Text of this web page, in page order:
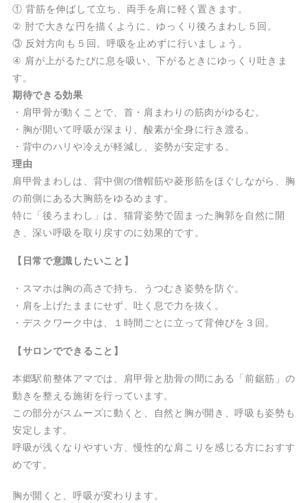
① 背筋を伸ばして立ち、両手を肩に軽く置きます。
② 肘で大きな円を描くように、ゆっくり後ろまわし５回。
③ 反対方向も５回。呼吸を止めずに行いましょう。
④ 肩が上がるたびに息を吸い、下がるときにゆっくり吐きま
す。
期待できる効果
・肩甲骨が動くことで、首・肩まわりの筋肉がゆるむ。
・胸が開いて呼吸が深まり、酸素が全身に行き渡る。
・背中のハリや冷えが軽減し、姿勢が安定する。
理由
肩甲骨まわしは、背中側の僧帽筋や菱形筋をほぐしながら、胸
の前側にある大胸筋をゆるめます。
特に「後ろまわし」は、猫背姿勢で固まった胸郭を自然に開
き、深い呼吸を取り戻すのに効果的です。
【日常で意識したいこと】
・スマホは胸の高さで持ち、うつむき姿勢を防ぐ。
・肩を上げたままにせず、吐く息で力を抜く。
・デスクワーク中は、１時間ごとに立って背伸びを３回。
【サロンでできること】
本郷駅前整体アマでは、肩甲骨と肋骨の間にある「前鋸筋」の
動きを整える施術を行っています。
この部分がスムーズに動くと、自然と胸が開き、呼吸も姿勢も
安定します。
呼吸が浅くなりやすい方、慢性的な肩こりを感じる方におすす
めです。
胸が開くと、呼吸が変わります。